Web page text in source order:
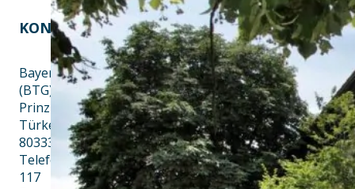
KONTAKT EINE INITIATIVE VON
Bayern Tourist Gmbh
(BTG)
Prinz-Ludwig-Palais
Türkenstraße 7
80333 München
Telefon: +49 89 28760-
117